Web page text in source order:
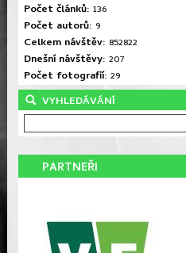
Počet článků: 136
Počet autorů: 9
Celkem návštěv: 852822
Dnešní návštěvy: 207
Počet fotografií: 29
VYHLEDÁVÁNÍ
PARTNEŘI